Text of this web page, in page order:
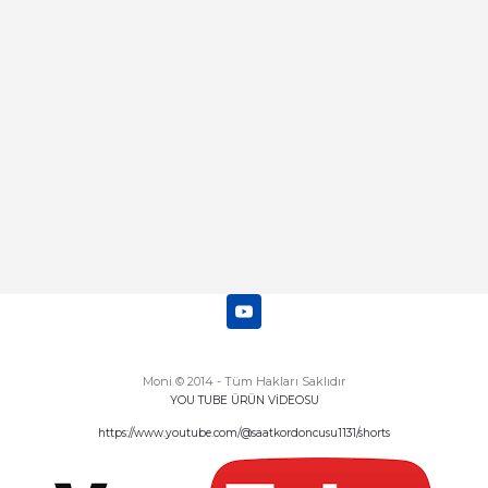
Moni © 2014 - Tüm Hakları Saklıdır
YOU TUBE ÜRÜN VİDEOSU
https://www.youtube.com/@saatkordoncusu1131/shorts